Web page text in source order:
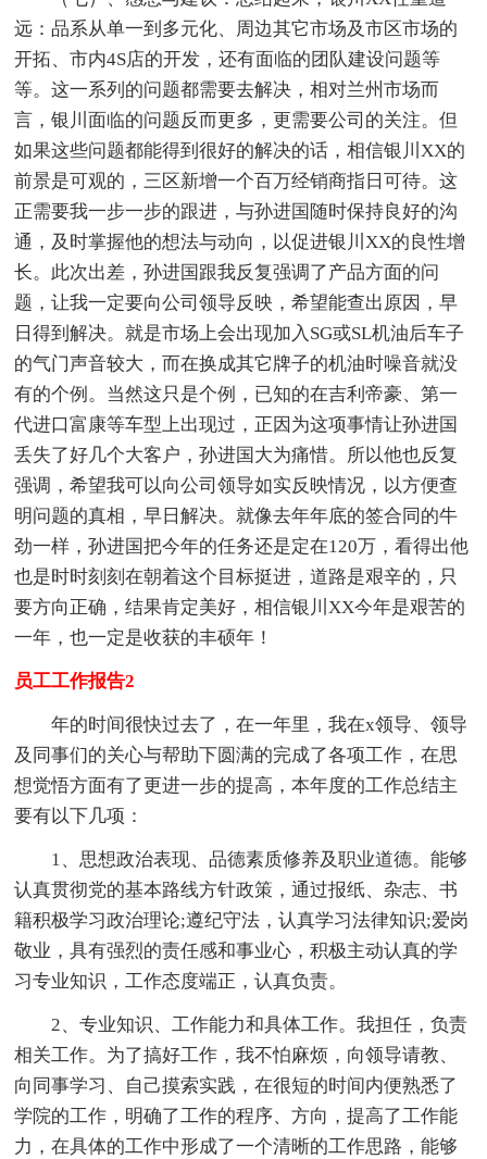
远：品系从单一到多元化、周边其它市场及市区市场的
开拓、市内4S店的开发，还有面临的团队建设问题等
等。这一系列的问题都需要去解决，相对兰州市场而
言，银川面临的问题反而更多，更需要公司的关注。但
如果这些问题都能得到很好的解决的话，相信银川XX的
前景是可观的，三区新增一个百万经销商指日可待。这
正需要我一步一步的跟进，与孙进国随时保持良好的沟
通，及时掌握他的想法与动向，以促进银川XX的良性增
长。此次出差，孙进国跟我反复强调了产品方面的问
题，让我一定要向公司领导反映，希望能查出原因，早
日得到解决。就是市场上会出现加入SG或SL机油后车子
的气门声音较大，而在换成其它牌子的机油时噪音就没
有的个例。当然这只是个例，已知的在吉利帝豪、第一
代进口富康等车型上出现过，正因为这项事情让孙进国
丢失了好几个大客户，孙进国大为痛惜。所以他也反复
强调，希望我可以向公司领导如实反映情况，以方便查
明问题的真相，早日解决。就像去年年底的签合同的牛
劲一样，孙进国把今年的任务还是定在120万，看得出他
也是时时刻刻在朝着这个目标挺进，道路是艰辛的，只
要方向正确，结果肯定美好，相信银川XX今年是艰苦的
一年，也一定是收获的丰硕年！
员工工作报告2
年的时间很快过去了，在一年里，我在x领导、领导
及同事们的关心与帮助下圆满的完成了各项工作，在思
想觉悟方面有了更进一步的提高，本年度的工作总结主
要有以下几项：
1、思想政治表现、品德素质修养及职业道德。能够
认真贯彻党的基本路线方针政策，通过报纸、杂志、书
籍积极学习政治理论;遵纪守法，认真学习法律知识;爱岗
敬业，具有强烈的责任感和事业心，积极主动认真的学
习专业知识，工作态度端正，认真负责。
2、专业知识、工作能力和具体工作。我担任，负责
相关工作。为了搞好工作，我不怕麻烦，向领导请教、
向同事学习、自己摸索实践，在很短的时间内便熟悉了
学院的工作，明确了工作的程序、方向，提高了工作能
力，在具体的工作中形成了一个清晰的工作思路，能够